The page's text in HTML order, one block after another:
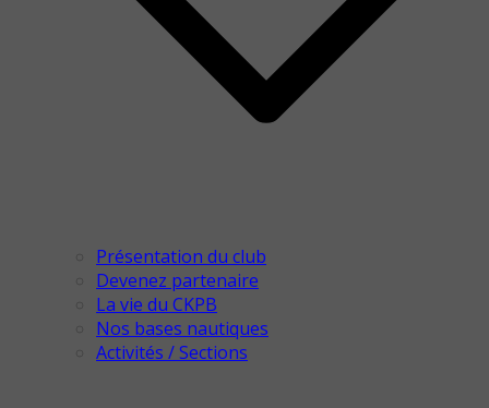
Présentation du club
Devenez partenaire
La vie du CKPB
Nos bases nautiques
Activités / Sections